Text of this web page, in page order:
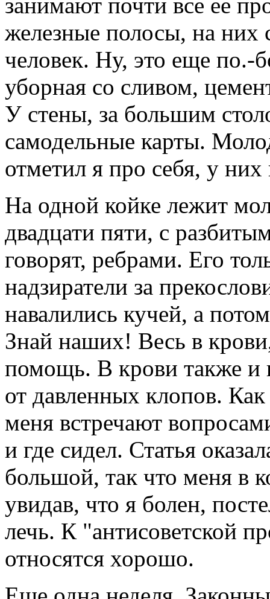
железные полосы, на них
человек. Ну, это еще по.-
уборная со сливом,
У стены, за большим
самодельные карты.
отметил я про себя, у
На одной койке лежит
двадцати пяти, с
говорят, ребрами. Его
надзиратели за
навалились кучей, а
Знай наших! Весь в
помощь. В крови также и
от давленных клопов.
меня встречают
и где сидел. Статья
большой, так что меня в
увидав, что я болен,
лечь. К "антисоветской
относятся хорошо.